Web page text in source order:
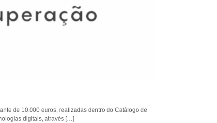
de 10.000 euros, realizadas dentro do Catálogo de
digitais, através […]